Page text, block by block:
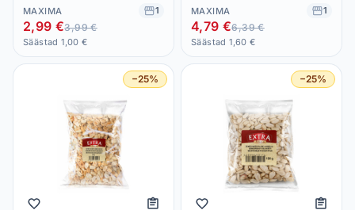
MAXIMA 1
2,99 €3,99 €
Säästad 1,00 €
MAXIMA 1
4,79 €6,39 €
Säästad 1,60 €
−25% −25%